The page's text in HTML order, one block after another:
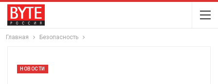
Главная Безопасность
НОВОСТИ